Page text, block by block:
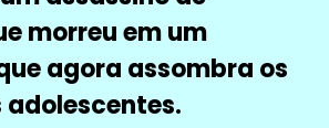
morreu em um
agora assombra os
adolescentes.